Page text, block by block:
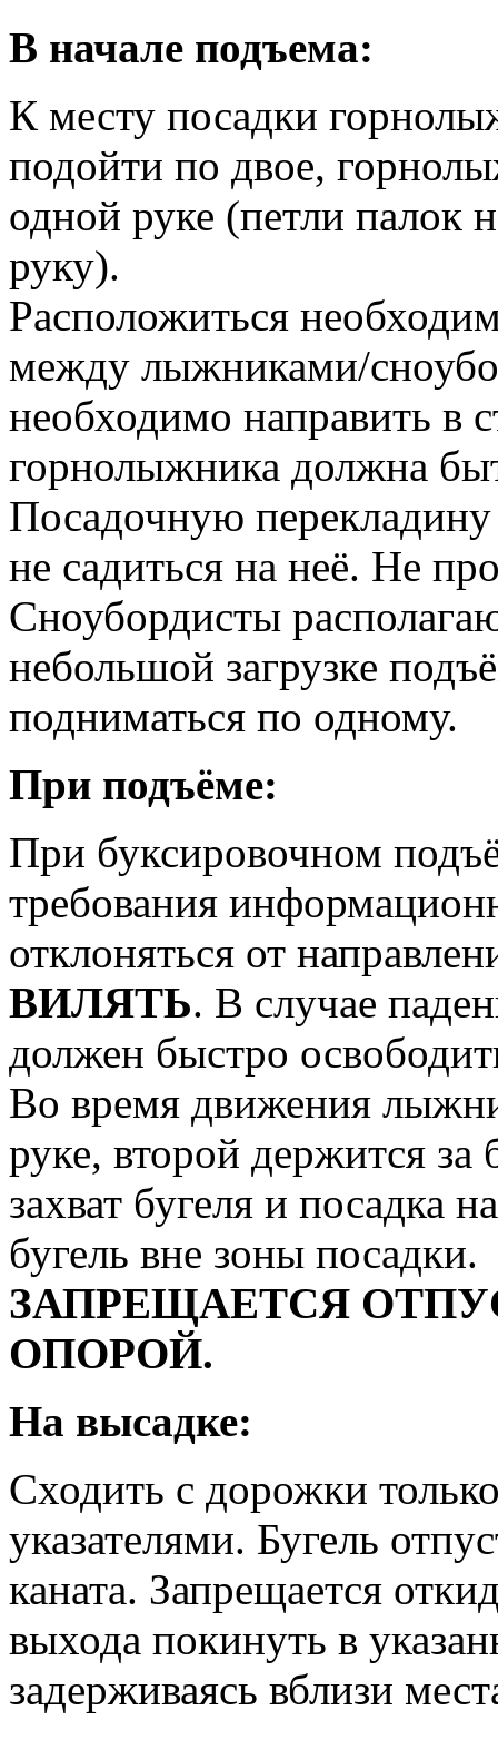
В начале подъема:
К месту посадки
подойти по двое,
одной руке (петли палок
руку).
Расположиться
между лыжниками/
необходимо направить в
горнолыжника должна
Посадочную перекладину
не садиться на неё. Не
Сноубордисты
небольшой загрузке
подниматься по одному.
При подъёме:
При буксировочном
требования
отклоняться от
ВИЛЯТЬ. В случае
должен быстро
Во время движения
руке, второй держится за
захват бугеля и посадка
бугель вне зоны посадки.
ЗАПРЕЩАЕТСЯ
ОПОРОЙ.
На высадке:
Сходить с дорожки
указателями. Бугель
каната. Запрещается
выхода покинуть в
задерживаясь вблизи